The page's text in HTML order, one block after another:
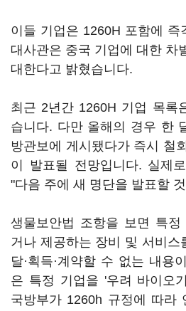
이들 기업은 1260H 포함에 즉
대사관은 중국 기업에 대한 차
대한다고 밝혔습니다.
최근 2년간 1260H 기업 목록
습니다. 다만 올해의 경우 한
방관보에 게시됐다가 즉시 철
이 발표될 전망입니다. 실제
"다음 주에 새 명단을 발표할
생물보안법 조항을 보면 특
거나 제공하는 장비 및 서비스
달·획득·계약할 수 없는 내용
은 특정 기업을 '우려 바이오
국방부가 1260h 규정에 따라